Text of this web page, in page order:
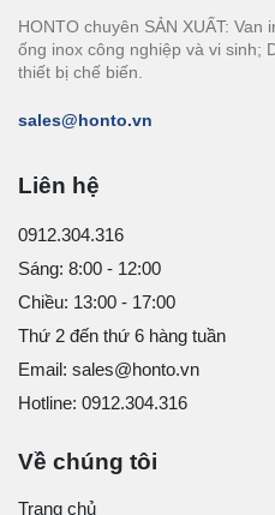
HONTO chuyên SẢN XUẤT:
ống inox công nghiệp và vi sinh;
thiết bị chế biến.
sales@honto.vn
Liên hệ
0912.304.316
Sáng: 8:00 - 12:00
Chiều: 13:00 - 17:00
Thứ 2 đến thứ 6 hàng tuần
Email: sales@honto.vn
Hotline: 0912.304.316
Về chúng tôi
Trang chủ